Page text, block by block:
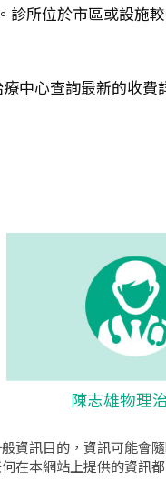
診所位於市區或設施
中心查詢最新的收費
陳志雄物理
資訊目的，資訊可能會
在本網站上提供的資訊